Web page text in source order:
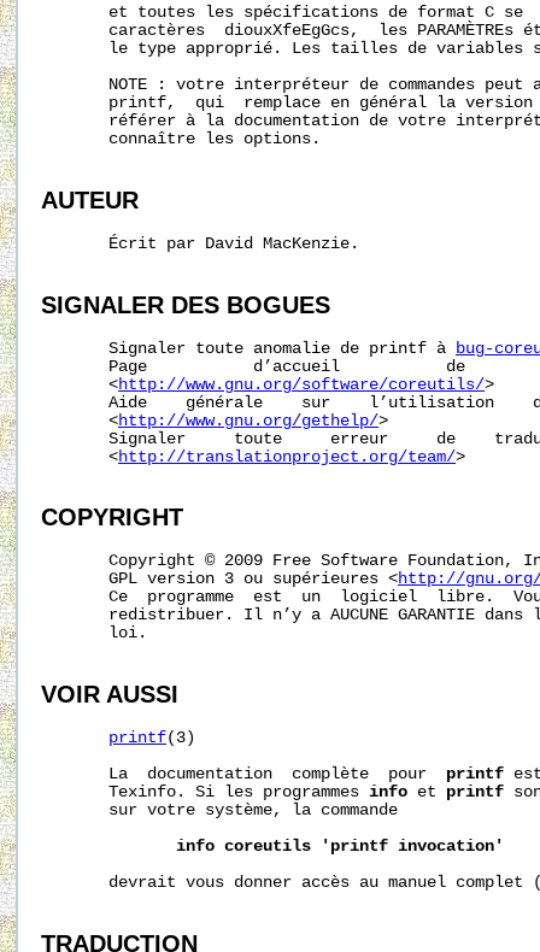
et toutes les spécifications de format C se
caractères  diouxXfeEgGcs,  les PARAMÈTREs
le type approprié. Les tailles de variables
NOTE : votre interpréteur de commandes peut
printf,  qui  remplace en général la
référer à la documentation de votre
       connaître les options.
AUTEUR
       Écrit par David MacKenzie.
SIGNALER DES BOGUES
       Signaler toute anomalie de printf à
bug-
Page           d’accueil           de
       <
http://www.gnu.org/software/coreutils/>
Aide    générale    sur    l’utilisation
       <
http://www.gnu.org/gethelp/>
Signaler     toute     erreur     de
       <
http://translationproject.org/team/>
COPYRIGHT
Copyright © 2009 Free Software Foundation,
       GPL version 3 ou supérieures <
http://
Ce  programme  est  un  logiciel  libre.
redistribuer. Il n’y a AUCUNE GARANTIE dans
       loi.
VOIR AUSSI
printf(3)
       La  documentation  complète  pour
printf
       Texinfo. Si les programmes
info et printf
       sur votre système, la commande
info coreutils 'printf invocation'
devrait vous donner accès au manuel complet
TRADUCTION